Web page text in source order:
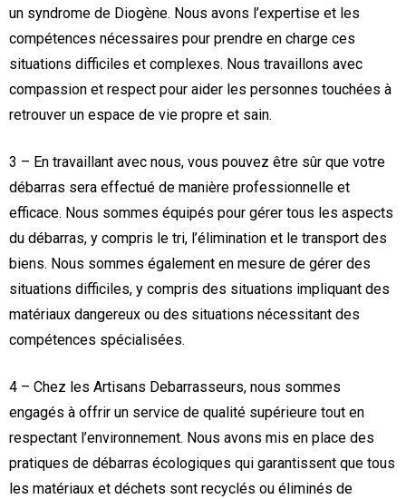
un syndrome de Diogène. Nous avons l’expertise et les
compétences nécessaires pour prendre en charge ces
situations difficiles et complexes. Nous travaillons avec
compassion et respect pour aider les personnes touchées à
retrouver un espace de vie propre et sain.
3 – En travaillant avec nous, vous pouvez être sûr que votre
débarras sera effectué de manière professionnelle et
efficace. Nous sommes équipés pour gérer tous les aspects
du débarras, y compris le tri, l’élimination et le transport des
biens. Nous sommes également en mesure de gérer des
situations difficiles, y compris des situations impliquant des
matériaux dangereux ou des situations nécessitant des
compétences spécialisées.
4 – Chez les Artisans Debarrasseurs, nous sommes
engagés à offrir un service de qualité supérieure tout en
respectant l’environnement. Nous avons mis en place des
pratiques de débarras écologiques qui garantissent que tous
les matériaux et déchets sont recyclés ou éliminés de